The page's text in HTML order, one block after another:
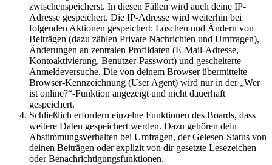
zwischenspeicherst. In diesen Fällen wird auch deine IP-
Adresse gespeichert. Die IP-Adresse wird weiterhin bei
folgenden Aktionen gespeichert: Löschen und Ändern von
Beiträgen (dazu zählen Private Nachrichten und Umfragen),
Änderungen an zentralen Profildaten (E-Mail-Adresse,
Kontoaktivierung, Benutzer-Passwort) und gescheiterte
Anmeldeversuche. Die von deinem Browser übermittelte
Browser-Kennzeichnung (User Agent) wird nur in der „Wer
ist online?“-Funktion angezeigt und nicht dauerhaft
gespeichert.
Schließlich erfordern einzelne Funktionen des Boards, dass
weitere Daten gespeichert werden. Dazu gehören dein
Abstimmungsverhalten bei Umfragen, der Gelesen-Status von
deinen Beiträgen oder explizit von dir gesetzte Lesezeichen
oder Benachrichtigungsfunktionen.